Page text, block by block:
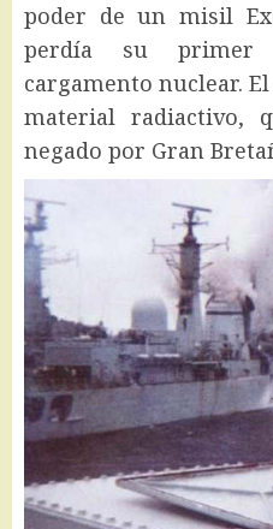
poder de un misil
perdía su primer
cargamento nuclear.
material radiactivo,
negado por Gran